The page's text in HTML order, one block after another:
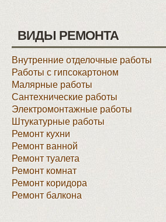
ВИДЫ РЕМОНТА
Внутренние отделочные работы
Работы с гипсокартоном
Малярные работы
Сантехнические работы
Электромонтажные работы
Штукатурные работы
Ремонт кухни
Ремонт ванной
Ремонт туалета
Ремонт комнат
Ремонт коридора
Ремонт балкона